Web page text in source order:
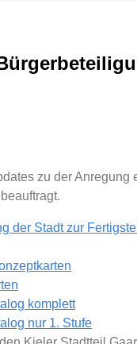
zu der
beauftragt.
der Stadt zur
komplett
nur 1. Stufe